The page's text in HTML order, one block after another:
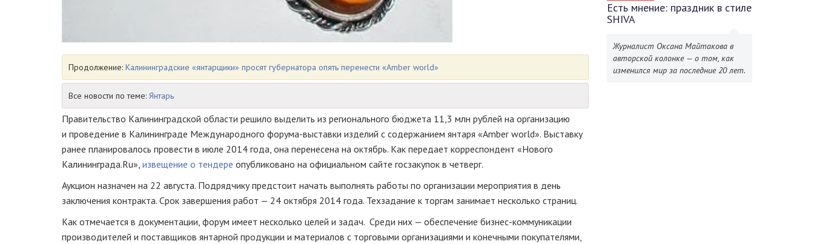
Продолжение: Калининградские «янтарщики» просят губернатора опять перенести «Amber world»
Все новости по теме: Янтарь
Правительство Калининградской области решило выделить из регионального бюджета 11,3 млн рублей на организацию
и проведение в Калининграде Международного форума-выставки изделий с содержанием янтаря «Amber world». Выставку
ранее планировалось провести в июле 2014 года, она перенесена на октябрь. Как передает корреспондент «Нового
Калининграда.Ru», извещение о тендере опубликовано на официальном сайте госзакупок в четверг.
Аукцион назначен на 22 августа. Подрядчику предстоит начать выполнять работы по организации мероприятия в день
заключения контракта. Срок завершения работ — 24 октября 2014 года. Техзадание к торгам занимает несколько страниц.
Как отмечается в документации, форум имеет несколько целей и задач. Среди них — обеспечение бизнес-коммуникации
производителей и поставщиков янтарной продукции и материалов с торговыми организациями и конечными покупателями,
Есть мнение: праздник в стиле
SHIVA
Журналист Оксана Майтакова в
авторской колонке — о том, как
изменился мир за последние 20 лет.